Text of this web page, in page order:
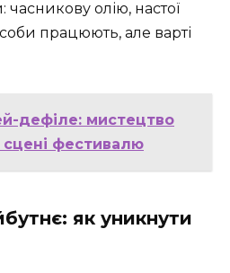
олію, настої
працюють, але варті
дефіле: мистецтво
сцені фестивалю
як уникнути